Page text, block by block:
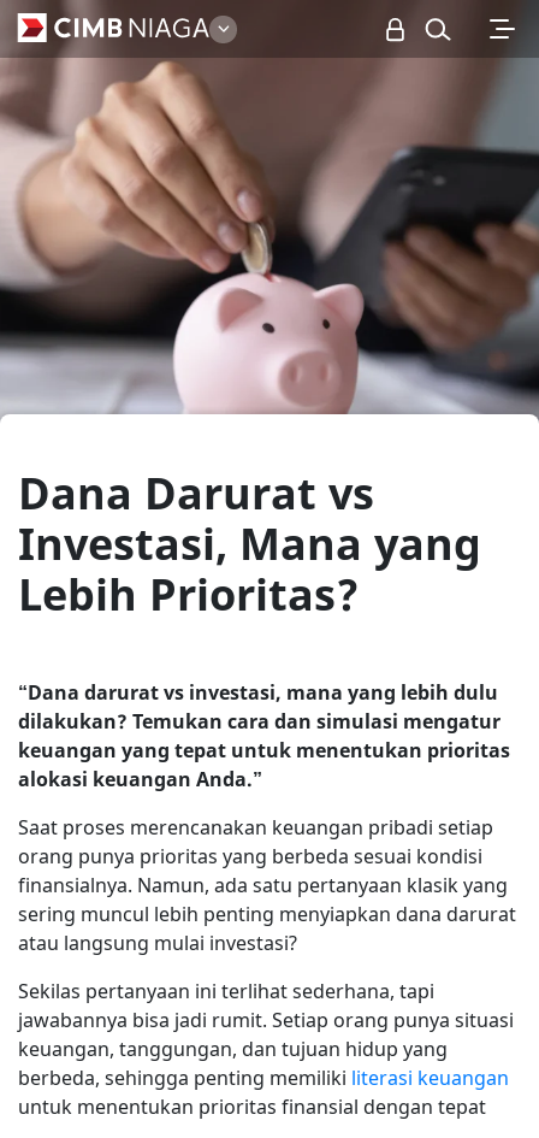
Personal
Dana Darurat vs
Investasi, Mana yang
Lebih Prioritas?
“Dana darurat vs investasi, mana yang lebih dulu
dilakukan? Temukan cara dan simulasi mengatur
keuangan yang tepat untuk menentukan prioritas
alokasi keuangan Anda.”
Saat proses merencanakan keuangan pribadi setiap
orang punya prioritas yang berbeda sesuai kondisi
finansialnya. Namun, ada satu pertanyaan klasik yang
sering muncul lebih penting menyiapkan dana darurat
atau langsung mulai investasi?
Sekilas pertanyaan ini terlihat sederhana, tapi
jawabannya bisa jadi rumit. Setiap orang punya situasi
keuangan, tanggungan, dan tujuan hidup yang
berbeda, sehingga penting memiliki literasi keuangan
untuk menentukan prioritas finansial dengan tepat